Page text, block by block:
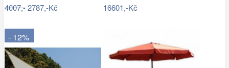
4007,-2787,-Kč 16601,-Kč
- 12%